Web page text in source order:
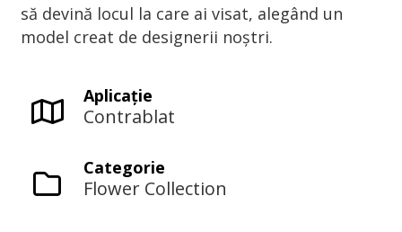
să devină locul la care ai visat, alegând un
model creat de designerii noștri.
Aplicaţie
Contrablat
Categorie
Flower Collection